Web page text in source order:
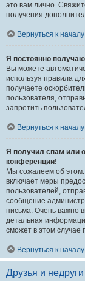
это вам лично.
получения
Вернуться к началу
Я постоянно
Вы можете
используя правила
получаете
пользователя,
запретить
Вернуться к началу
Я получил спам или
конференции!
Мы сожалеем об
включает меры
пользователей,
сообщение
письма. Очень важно
детальная
сможет в этом случае
Вернуться к началу
Друзья и недруги